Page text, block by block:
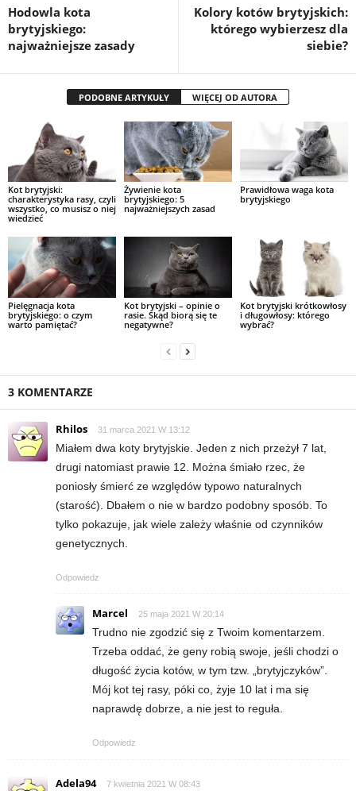
Hodowla kota
brytyjskiego:
najważniejsze zasady
Kolory kotów brytyjskich:
którego wybierzesz dla
siebie?
PODOBNE ARTYKUŁY WIĘCEJ OD AUTORA
Kot brytyjski:
charakterystyka rasy, czyli
wszystko, co musisz o niej
wiedzieć
Żywienie kota
brytyjskiego: 5
najważniejszych zasad
Prawidłowa waga kota
brytyjskiego
Pielęgnacja kota
brytyjskiego: o czym
warto pamiętać?
Kot brytyjski – opinie o
rasie. Skąd biorą się te
negatywne?
Kot brytyjski krótkowłosy
i długowłosy: którego
wybrać?
3 KOMENTARZE
Rhilos 31 marca 2021 W 13:12
Miałem dwa koty brytyjskie. Jeden z nich przeżył 7 lat,
drugi natomiast prawie 12. Można śmiało rzec, że
poniosły śmierć ze względów typowo naturalnych
(starość). Dbałem o nie w bardzo podobny sposób. To
tylko pokazuje, jak wiele zależy właśnie od czynników
genetycznych.
Odpowiedz
Marcel 25 maja 2021 W 20:14
Trudno nie zgodzić się z Twoim komentarzem.
Trzeba oddać, że geny robią swoje, jeśli chodzi o
długość życia kotów, w tym tzw. „brytyjczyków”.
Mój kot tej rasy, póki co, żyje 10 lat i ma się
naprawdę dobrze, a nie jest to reguła.
Odpowiedz
Adela94 7 kwietnia 2021 W 08:43